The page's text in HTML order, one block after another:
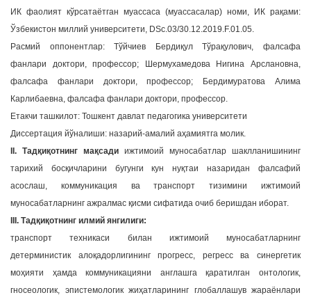
ИК фаолият кўрсатаётган муассаса (муассасалар) номи, ИК рақами:
Ўзбекистон миллий университети, DSc.03/30.12.2019.F.01.05.
Расмий оппонентлар: Тўйчиев Бердиқул Тўрақулович, фалсафа
фанлари доктори, профессор; Шермухамедова Нигина Арслановна,
фалсафа фанлари доктори, профессор; Бердимуратова Алима
Карлибаевна, фалсафа фанлари доктори, профессор.
Етакчи ташкилот: Тошкент давлат педагогика университети
Диссертация йўналиши: назарий-амалий аҳамиятга молик.
II. Тадқиқотнинг мақсади ижтимоий муносабатлар шаклланишининг
тарихий босқичларини бугунги кун нуқтаи назаридан фалсафий
асослаш, коммуникация ва транспорт тизимини ижтимоий
муносабатларнинг ажралмас қисми сифатида очиб беришдан иборат.
III. Тадқиқотнинг илмий янгилиги:
транспорт техникаси билан ижтимоий муносабатларнинг
детерминистик алоқадорлигининг прогресс, регресс ва синергетик
моҳияти ҳамда коммуникацияни англашга қаратилган онтологик,
гносеологик, эпистемологик жиҳатларининг глобаллашув жараёнлари